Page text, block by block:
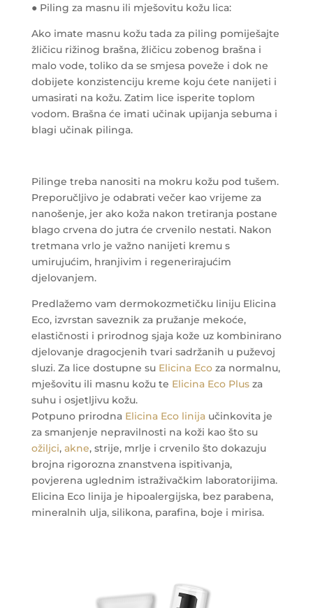
● Piling za masnu ili mješovitu kožu lica:
Ako imate masnu kožu tada za piling pomiješajte
žličicu rižinog brašna, žličicu zobenog brašna i
malo vode, toliko da se smjesa poveže i dok ne
dobijete konzistenciju kreme koju ćete nanijeti i
umasirati na kožu. Zatim lice isperite toplom
vodom. Brašna će imati učinak upijanja sebuma i
blagi učinak pilinga.
Pilinge treba nanositi na mokru kožu pod tušem.
Preporučljivo je odabrati večer kao vrijeme za
nanošenje, jer ako koža nakon tretiranja postane
blago crvena do jutra će crvenilo nestati. Nakon
tretmana vrlo je važno nanijeti kremu s
umirujućim, hranjivim i regenerirajućim
djelovanjem.
Predlažemo vam dermokozmetičku liniju Elicina
Eco, izvrstan saveznik za pružanje mekoće,
elastičnosti i prirodnog sjaja kože uz kombinirano
djelovanje dragocjenih tvari sadržanih u puževoj
sluzi. Za lice dostupne su Elicina Ecoza normalnu,
mješovitu ili masnu kožu te Elicina Eco Plusza
suhu i osjetljivu kožu.
Potpuno prirodna Elicina Eco linijaučinkovita je
za smanjenje nepravilnosti na koži kao što su
ožiljci, akne, strije, mrlje i crvenilo što dokazuju
brojna rigorozna znanstvena ispitivanja,
povjerena uglednim istraživačkim laboratorijima.
Elicina Eco linija je hipoalergijska, bez parabena,
mineralnih ulja, silikona, parafina, boje i mirisa.